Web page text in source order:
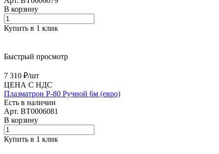
В корзину
Купить в 1 клик
Быстрый просмотр
7 310 ₽/шт
ЦЕНА С НДС
Плазматрон P-80 Ручной 6м (евро)
Есть в наличии
Арт. BT0006081
В корзину
Купить в 1 клик